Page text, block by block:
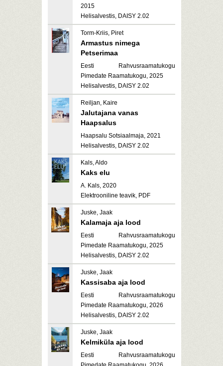
2015
Helisalvestis, DAISY 2.02
Torm-Kriis, Piret
Armastus nimega
Petserimaa
Eesti Rahvusraamatukogu
Pimedate Raamatukogu, 2025
Helisalvestis, DAISY 2.02
Reiljan, Kaire
Jalutajana vanas
Haapsalus
Haapsalu Sotsiaalmaja, 2021
Helisalvestis, DAISY 2.02
Kals, Aldo
Kaks elu
A. Kals, 2020
Elektrooniline teavik, PDF
Juske, Jaak
Kalamaja aja lood
Eesti Rahvusraamatukogu
Pimedate Raamatukogu, 2025
Helisalvestis, DAISY 2.02
Juske, Jaak
Kassisaba aja lood
Eesti Rahvusraamatukogu
Pimedate Raamatukogu, 2026
Helisalvestis, DAISY 2.02
Juske, Jaak
Kelmiküla aja lood
Eesti Rahvusraamatukogu